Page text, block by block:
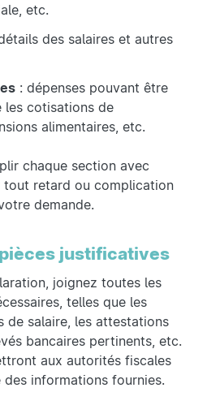
etc.
des salaires et autres
: dépenses pouvant être
les cotisations de
alimentaires, etc.
chaque section avec
retard ou complication
demande.
justificatives
joignez toutes les
telles que les
de salaire, les attestations
bancaires pertinents, etc.
aux autorités fiscales
informations fournies.